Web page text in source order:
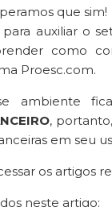
que sim!
para auxiliar o
como
Proesc.com.
ambiente
,
em seu
os artigos
neste artigo: